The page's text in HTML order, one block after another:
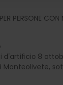
PERSONE
d'artificio 8
Monteolivete,